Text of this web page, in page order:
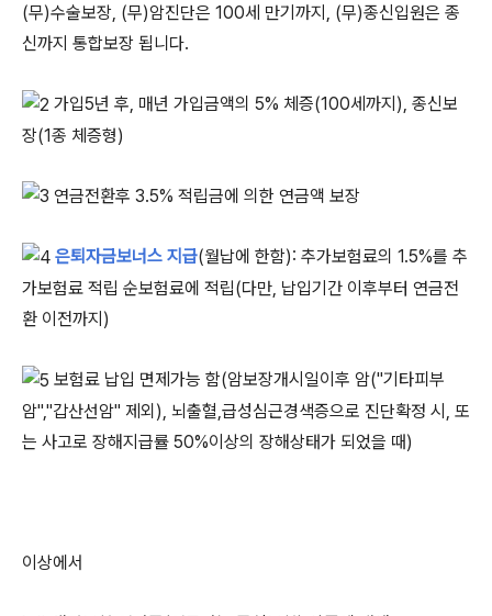
(무)수술보장, (무)암진단은 100세 만기까지, (무)종신입원은 종
신까지 통합보장 됩니다.
가입5년 후, 매년 가입금액의 5% 체증(100세까지), 종신보
장(1종 체증형)
연금전환후 3.5% 적립금에 의한 연금액 보장
은퇴자금보너스 지급(월납에 한함): 추가보험료의 1.5%를 추
가보험료 적립 순보험료에 적립(다만, 납입기간 이후부터 연금전
환 이전까지)
보험료 납입 면제가능 함(암보장개시일이후 암("기타피부
암","갑산선암" 제외), 뇌출혈,급성심근경색증으로 진단확정 시, 또
는 사고로 장해지급률 50%이상의 장해상태가 되었을 때)
이상에서